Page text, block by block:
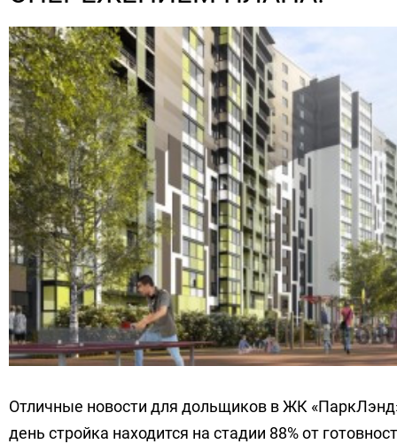
Отличные новости для дольщиков в ЖК
день стройка находится на стадии 88% от